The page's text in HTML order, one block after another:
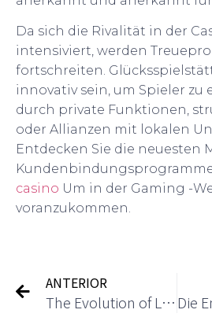
Da sich die Rivalität in der
intensiviert, werden
fortschreiten.
innovativ sein, um Spieler zu
durch private Funktionen,
oder Allianzen mit lokalen
Entdecken Sie die neuesten
casino Um in der Gaming -
voranzukommen.
ANTERIOR
The Evolution of Live Dealer Games in Casinos